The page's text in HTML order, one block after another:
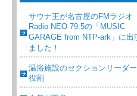
サウナ王が名古屋のFMラジオ
Radio NEO 79.5の「MUSIC
GARAGE from NTP-ark」に出
ました！
温浴施設のセクションリーダ
役割